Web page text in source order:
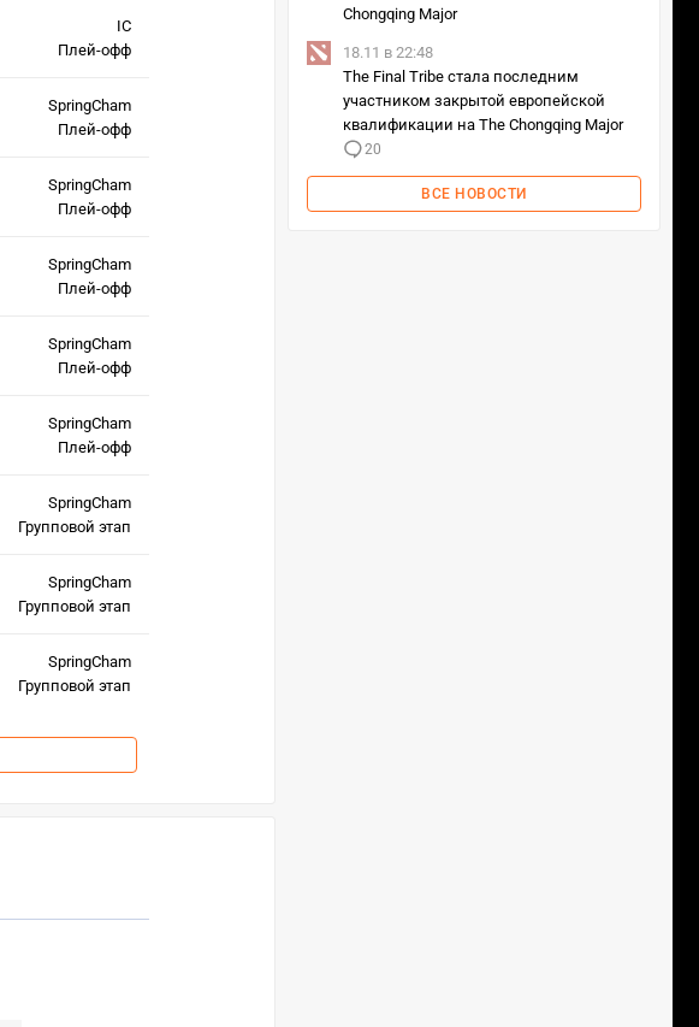
IC
Плей-офф
SpringCham
Плей-офф
SpringCham
Плей-офф
SpringCham
Плей-офф
SpringCham
Плей-офф
SpringCham
Плей-офф
SpringCham
Групповой этап
SpringCham
Групповой этап
SpringCham
Групповой этап
Chongqing Major
18.11 в 22:48
The Final Tribe стала последним
участником закрытой европейской
квалификации на The Chongqing Major
20
ВСЕ НОВОСТИ